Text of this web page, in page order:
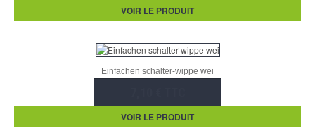
VOIR LE PRODUIT
Einfachen schalter-wippe wei
VOIR LE PRODUIT